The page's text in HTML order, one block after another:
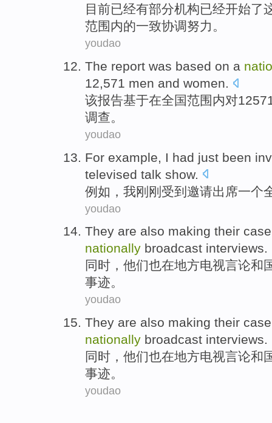
目前已经有部分机构已经开始了
范围内的一致协调努力。
youdao
The report was based on a
12,571 men and women.
该报告基于在全国范围内对
调查。
youdao
For example I had just been
televised talk show.
例如 ， 我刚刚 受到 邀请出席一个
youdao
They are also making their
nationally broadcast interviews.
同时 ， 他们也在地方电视言论和
事迹。
youdao
They are also making their
nationally broadcast interviews.
同时 ， 他们也在地方电视言论和
事迹。
youdao